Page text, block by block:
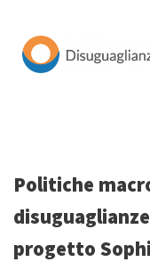
Vai
Politiche
progetto